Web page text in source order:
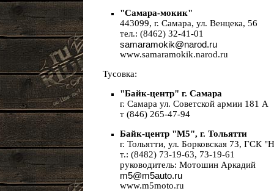
"Caмapa-мокик"
443099, г. Самара, ул. Венцека, 56
тел.: (8462) 32-41-01
samaramokik@narod.ru
www.samaramokik.narod.ru
Тусовка:
"Байк-центр" г. Самара
г. Самара ул. Советской армии 181 А
т (846) 265-47-94
Байк-центр "M5", г. Тольятти
г. Тольятти, ул. Борковская 73, ГСК
т.: (8482) 73-19-63, 73-19-61
руководитель: Мотошин Аркадий
m5@m5auto.ru
www.m5moto.ru